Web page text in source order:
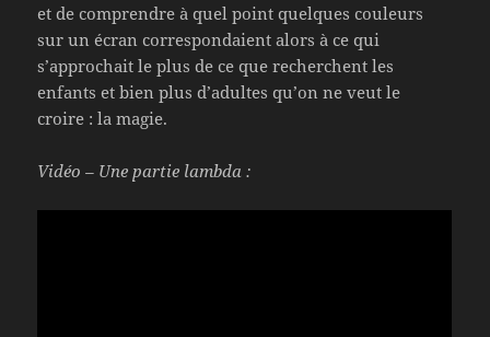
et de comprendre à quel point quelques couleurs
sur un écran correspondaient alors à ce qui
s’approchait le plus de ce que recherchent les
enfants et bien plus d’adultes qu’on ne veut le
croire : la magie.
Vidéo – Une partie lambda :